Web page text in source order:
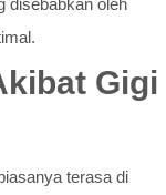
disebabkan oleh
Gigi
terasa di